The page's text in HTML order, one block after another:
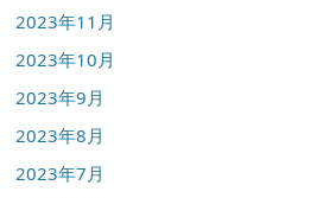
2023年11月
2023年10月
2023年9月
2023年8月
2023年7月